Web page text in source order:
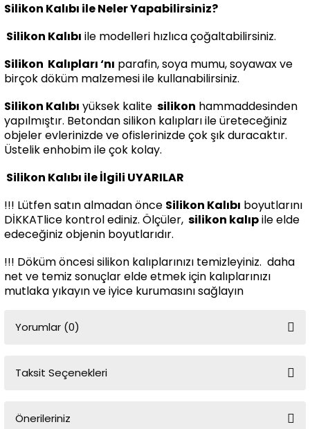
Silikon Kalıbı ile Neler Yapabilirsiniz?
Silikon Kalıbı ile modelleri hızlıca çoğaltabilirsiniz.
Silikon Kalıpları ‘nı parafin, soya mumu, soyawax ve
birçok döküm malzemesi ile kullanabilirsiniz.
Silikon Kalıbı yüksek kalite silikon hammaddesinden
yapılmıştır. Betondan silikon kalıpları ile üreteceğiniz
objeler evlerinizde ve ofislerinizde çok şık duracaktır.
Üstelik enhobim ile çok kolay.
Silikon Kalıbı ile İlgili UYARILAR
!!! Lütfen satın almadan önce Silikon Kalıbı boyutlarını
DİKKATlice kontrol ediniz. Ölçüler, silikon kalıpile elde
edeceğiniz objenin boyutlarıdır.
!!! Döküm öncesi silikon kalıplarınızı temizleyiniz. daha
net ve temiz sonuçlar elde etmek için kalıplarınızı
mutlaka yıkayın ve iyice kurumasını sağlayın
Yorumlar (0)
Taksit Seçenekleri
Önerileriniz